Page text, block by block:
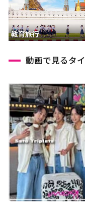
教育旅行
動画で見るタイ